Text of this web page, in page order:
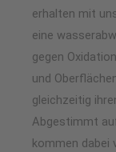
erhalten mit
eine
gegen
und
gleichzeitig
Abgestimmt
kommen dabei